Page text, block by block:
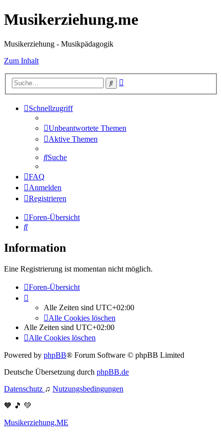
Musikerziehung.me
Musikerziehung - Musikpädagogik
Zum Inhalt
Suche
Schnellzugriff
Unbeantwortete Themen
Aktive Themen
Suche
FAQ
Anmelden
Registrieren
Foren-Übersicht
Suche
Information
Eine Registrierung ist momentan nicht möglich.
Foren-Übersicht
Alle Zeiten sind UTC+02:00
Alle Cookies löschen
Alle Zeiten sind UTC+02:00
Alle Cookies löschen
Powered by phpBB® Forum Software © phpBB Limited
Deutsche Übersetzung durch phpBB.de
Datenschutz ♫ Nutzungsbedingungen
🧡 🎵 💚
Musikerziehung.ME